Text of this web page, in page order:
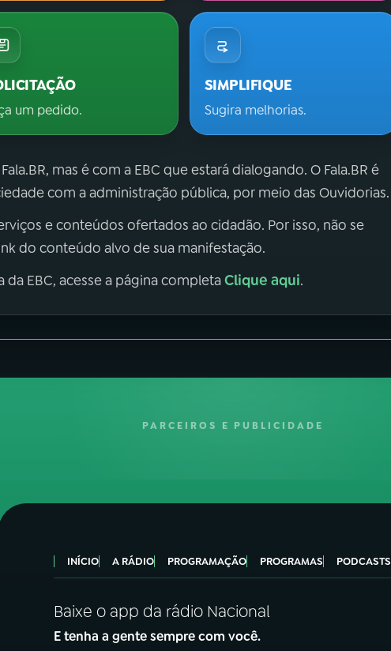
um pedido.
SIMPLIFIQUE
Sugira melhorias.
mas é com a EBC que estará dialogando. O Fala.BR é
com a administração pública, por meio das Ouvidorias.
e conteúdos ofertados ao cidadão. Por isso, não se
do conteúdo alvo de sua manifestação.
EBC, acesse a página completaClique aqui.
PARCEIROS E PUBLICIDADE
INÍCIO A RÁDIO PROGRAMAÇÃO PROGRAMAS PODCASTS
Baixe o app da rádio Nacional
E tenha a gente sempre com você.